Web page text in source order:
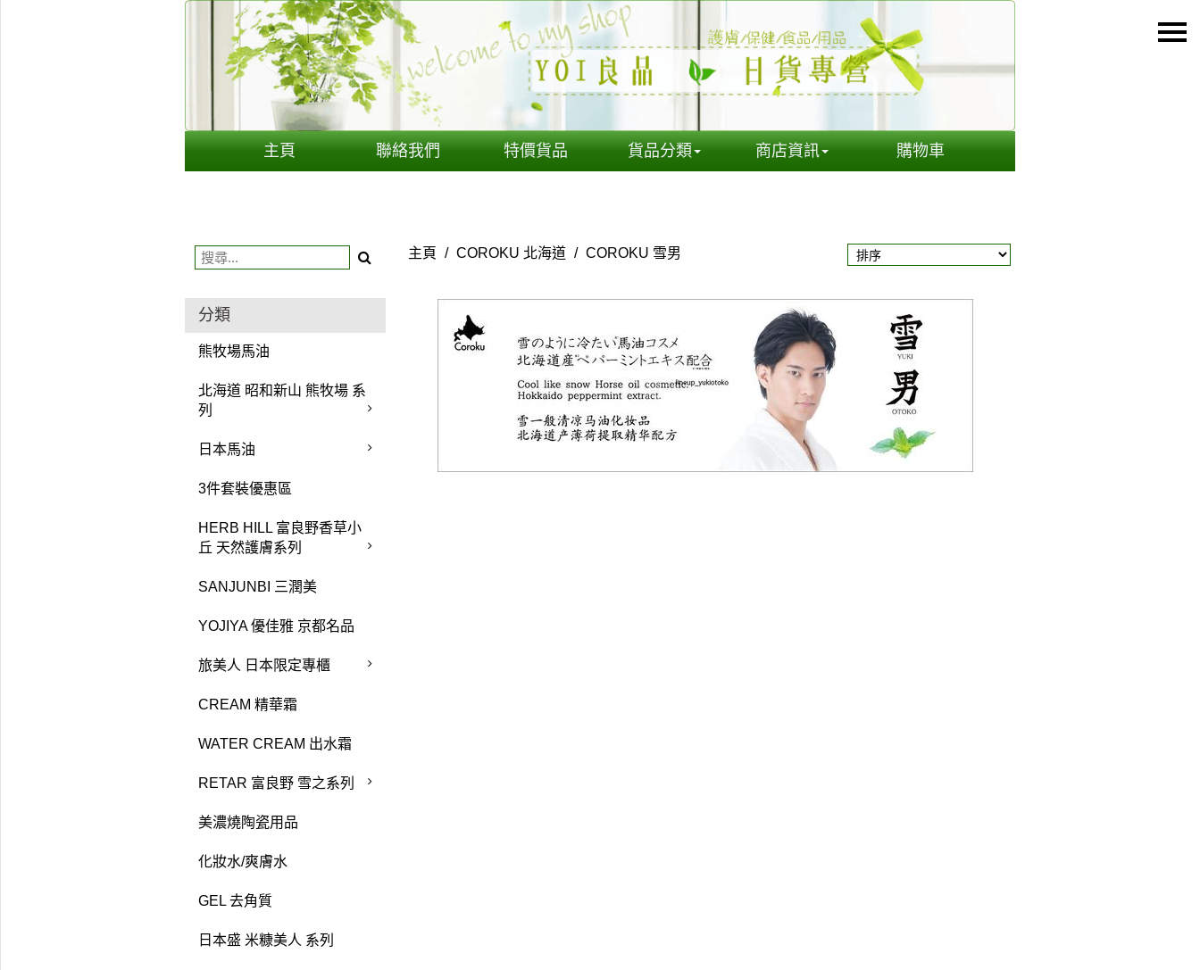
主頁 聯絡我們 特價貨品 貨品分類 商店資訊 購物車
分類
熊牧場馬油
北海道 昭和新山 熊牧場 系
列
日本馬油
3件套裝優惠區
HERB HILL 富良野香草小
丘 天然護膚系列
SANJUNBI 三潤美
YOJIYA 優佳雅 京都名品
旅美人 日本限定專櫃
CREAM 精華霜
WATER CREAM 出水霜
RETAR 富良野 雪之系列
美濃燒陶瓷用品
化妝水/爽膚水
GEL 去角質
日本盛 米糠美人 系列
主頁 / COROKU 北海道 / COROKU 雪男